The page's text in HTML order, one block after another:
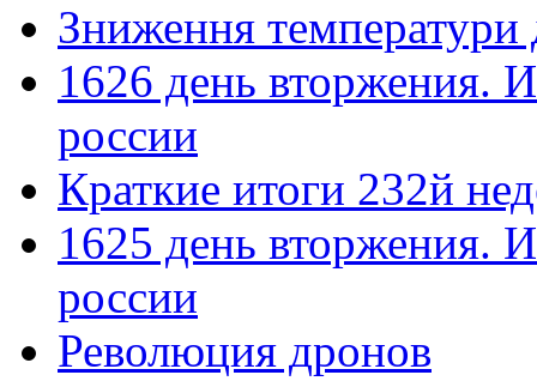
Зниження температури
1626 день вторжения.
россии
Краткие итоги 232й
1625 день вторжения.
россии
Революция дронов